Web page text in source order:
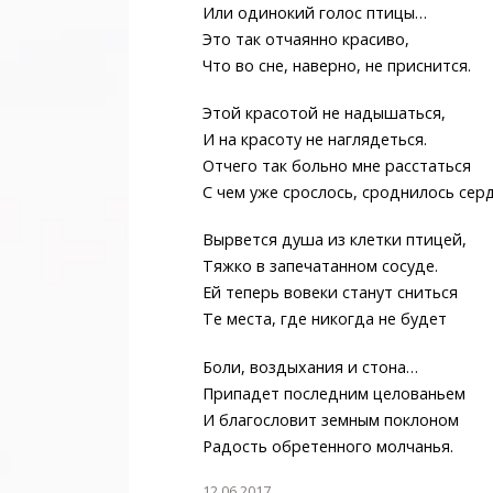
Или одинокий голос птицы…
Это так отчаянно красиво,
Что во сне, наверно, не приснится.
Этой красотой не надышаться,
И на красоту не наглядеться.
Отчего так больно мне расстаться
С чем уже срослось, сроднилось
Вырвется душа из клетки птицей,
Тяжко в запечатанном сосуде.
Ей теперь вовеки станут сниться
Те места, где никогда не будет
Боли, воздыхания и стона…
Припадет последним целованьем
И благословит земным поклоном
Радость обретенного молчанья.